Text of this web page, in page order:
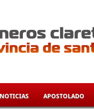
NOTICIAS APOSTOLADO